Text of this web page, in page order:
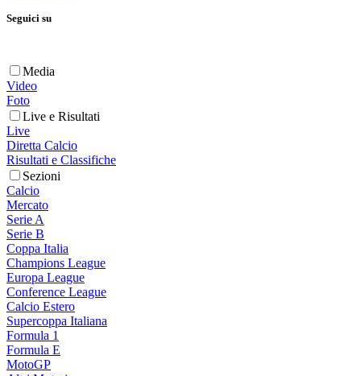
Seguici su
Media
Video
Foto
Live e Risultati
Live
Diretta Calcio
Risultati e Classifiche
Sezioni
Calcio
Mercato
Serie A
Serie B
Coppa Italia
Champions League
Europa League
Conference League
Calcio Estero
Supercoppa Italiana
Formula 1
Formula E
MotoGP